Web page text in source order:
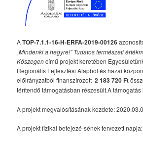
ATOP-7.1.1-16-H-ERFA-2019-00126
„Mindenki a hegyre!” Tudatos természeti
Kőszegencímű projekt keretében
Regionális Fejlesztési Alapból és hazai
előirányzatból finanszírozott2 183 720 Ft
térítendő támogatásban részesült.A
A projekt megvalósításának kezdete:
A projekt fizikai befejezé-sének tervezett